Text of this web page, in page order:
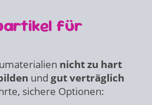
für
nicht zu hart
und gut verträglich
sichere Optionen: